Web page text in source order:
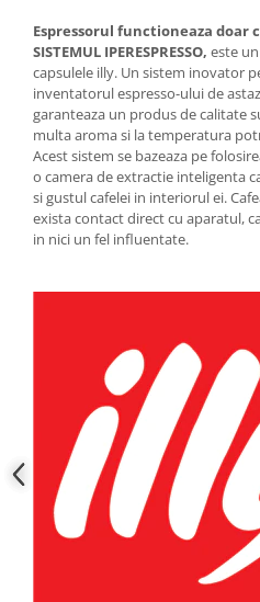
Espressorul functioneaza doar
SISTEMUL IPERESPRESSO, este
capsulele illy. Un sistem inovator
inventatorul espresso-ului de
garanteaza un produs de calitate
multa aroma si la temperatura
Acest sistem se bazeaza pe
o camera de extractie inteligenta
si gustul cafelei in interiorul ei.
exista contact direct cu aparatul,
in nici un fel influentate.